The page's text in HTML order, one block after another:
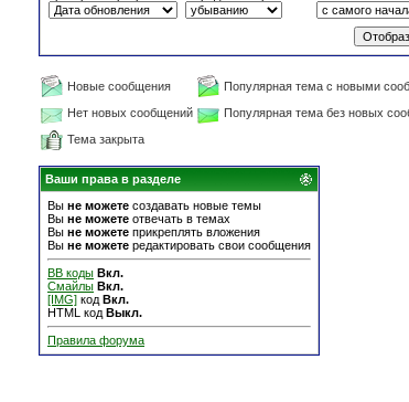
Новые сообщения
Популярная тема с новыми
Нет новых сообщений
Популярная тема без новых
Тема закрыта
Ваши права в разделе
Вы не можете создавать новые темы
Вы не можете отвечать в темах
Вы не можете прикреплять вложения
Вы не можете редактировать свои сообщения
BB коды Вкл.
Смайлы Вкл.
[IMG] код Вкл.
HTML код Выкл.
Правила форума